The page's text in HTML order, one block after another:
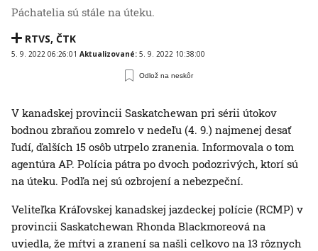
Páchatelia sú stále na úteku.
RTVS, ČTK
5. 9. 2022 06:26:01 Aktualizované: 5. 9. 2022 10:38:00
Odlož na neskôr
V kanadskej provincii Saskatchewan pri sérii útokov
bodnou zbraňou zomrelo v nedeľu (4. 9.) najmenej desať
ľudí, ďalších 15 osôb utrpelo zranenia. Informovala o tom
agentúra AP. Polícia pátra po dvoch podozrivých, ktorí sú
na úteku. Podľa nej sú ozbrojení a nebezpeční.
Veliteľka Kráľovskej kanadskej jazdeckej polície (RCMP) v
provincii Saskatchewan Rhonda Blackmoreová na
uviedla, že mŕtvi a zranení sa našli celkovo na 13 rôznych